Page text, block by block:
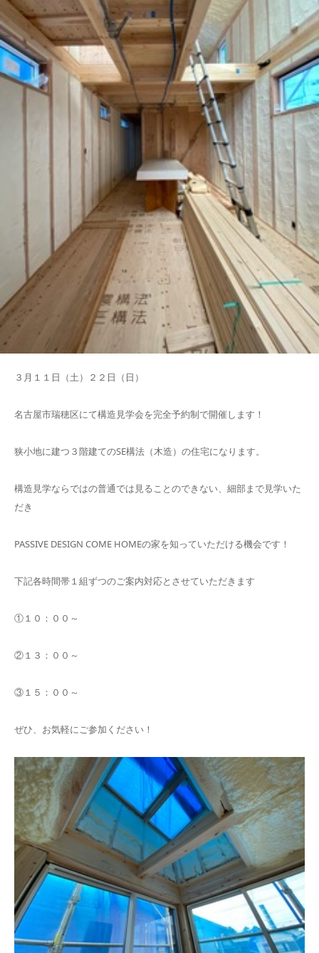
３月１１日（土）２２日（日）
名古屋市瑞穂区にて構造見学会を完全予約制で開催します！
狭小地に建つ３階建てのSE構法（木造）の住宅になります。
構造見学ならではの普通では見ることのできない、細部まで見学いた
だき
PASSIVE DESIGN COME HOMEの家を知っていただける機会です！
下記各時間帯１組ずつのご案内対応とさせていただきます
①１０：００～
②１３：００～
③１５：００～
ぜひ、お気軽にご参加ください！